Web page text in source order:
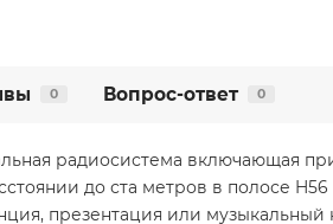
0 Вопрос-ответ 0
радиосистема включающая
до ста метров в полосе
презентация или